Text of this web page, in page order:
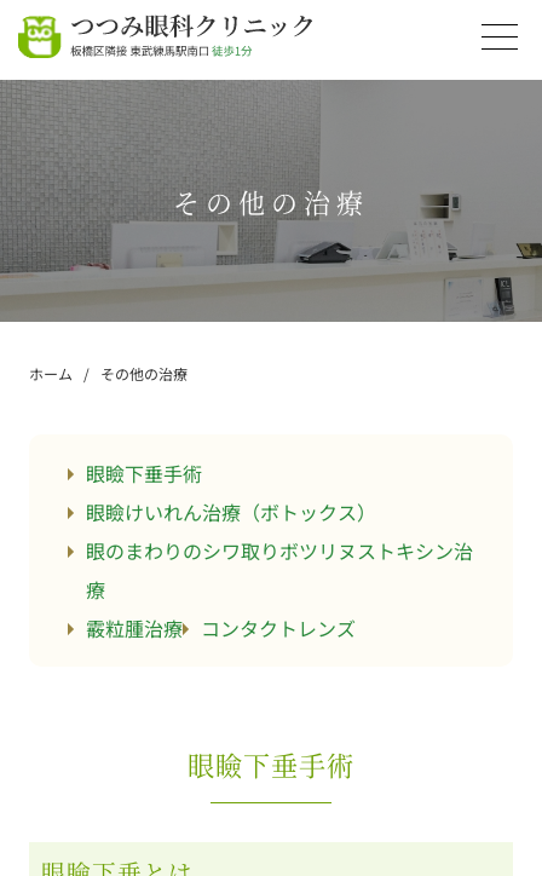
その他の治療
ホーム その他の治療
眼瞼下垂手術
眼瞼けいれん治療（ボトックス）
眼のまわりのシワ取りボツリヌストキシン治
療
霰粒腫治療
コンタクトレンズ
眼瞼下垂手術